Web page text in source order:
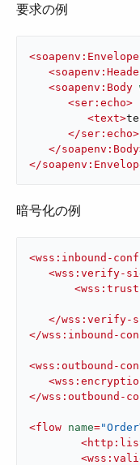
要求の例
<soapenv:Envelope
<
<soapenv:Body
<ser:echo>
<text>
</ser:echo>
</soapenv:Body
</
暗号化の例
<wss:inbound-
<wss:verify-
<
</wss:verify-
</wss:inbound-
<wss:outbound-
<
</wss:outbound-
<flow name=
<
<